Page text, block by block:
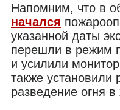
Напомним, что в
начался
указанной даты
перешли в режим
и усилили
также установили
разведение огня